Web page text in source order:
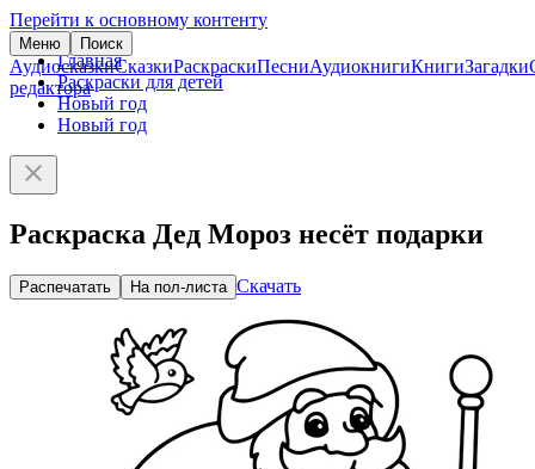
Перейти к основному контенту
Меню Поиск
АудиосказкиСказкиРаскраскиПесниАудиокнигиКнигиЗагадки
редактора
Главная
Раскраски для детей
Новый год
Новый год
Раскраска Дед Мороз несёт подарки
Распечатать На пол-листа Скачать